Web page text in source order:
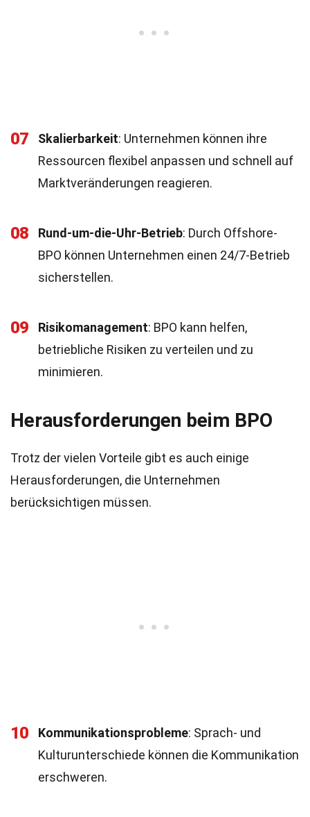
07 Skalierbarkeit: Unternehmen können ihre
Ressourcen flexibel anpassen und schnell auf
Marktveränderungen reagieren.
08 Rund-um-die-Uhr-Betrieb: Durch Offshore-
BPO können Unternehmen einen 24/7-Betrieb
sicherstellen.
09 Risikomanagement: BPO kann helfen,
betriebliche Risiken zu verteilen und zu
minimieren.
Herausforderungen beim BPO
Trotz der vielen Vorteile gibt es auch einige
Herausforderungen, die Unternehmen
berücksichtigen müssen.
10 Kommunikationsprobleme: Sprach- und
Kulturunterschiede können die Kommunikation
erschweren.